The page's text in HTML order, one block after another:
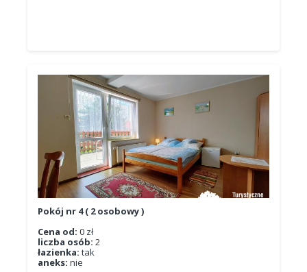
Pokój nr 4 ( 2 osobowy )
Cena od: 0 zł
liczba osób: 2
łazienka: tak
aneks: nie